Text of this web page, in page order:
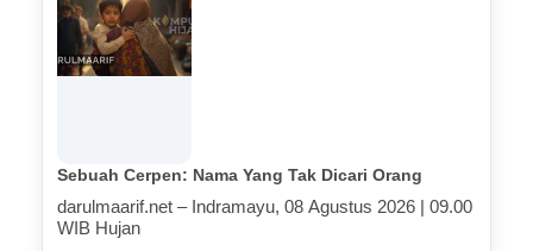
Sebuah Cerpen: Nama Yang Tak Dicari Orang
darulmaarif.net – Indramayu, 08 Agustus 2026 | 09.00
WIB Hujan